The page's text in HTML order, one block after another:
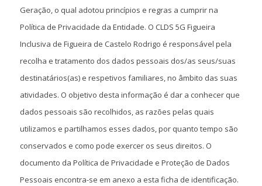
Geração, o qual adotou princípios e regras a cumprir na
Política de Privacidade da Entidade. O CLDS 5G Figueira
Inclusiva de Figueira de Castelo Rodrigo é responsável pela
recolha e tratamento dos dados pessoais dos/as seus/suas
destinatários(as) e respetivos familiares, no âmbito das suas
atividades. O objetivo desta informação é dar a conhecer que
dados pessoais são recolhidos, as razões pelas quais
utilizamos e partilhamos esses dados, por quanto tempo são
conservados e como pode exercer os seus direitos. O
documento da Política de Privacidade e Proteção de Dados
Pessoais encontra-se em anexo a esta ficha de identificação.